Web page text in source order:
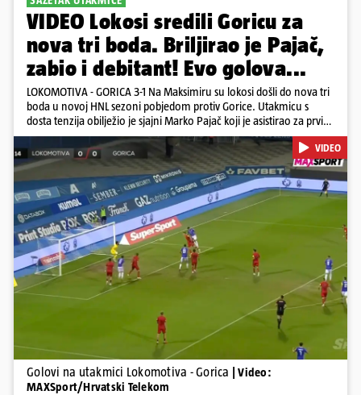
VIDEO Lokosi sredili Goricu za
nova tri boda. Briljirao je Pajač,
zabio i debitant! Evo golova...
LOKOMOTIVA - GORICA 3-1 Na Maksimiru su lokosi došli do nova tri
boda u novoj HNL sezoni pobjedom protiv Gorice. Utakmicu s
dosta tenzija obilježio je sjajni Marko Pajač koji je asistirao za prvi
gol Mariću, a zakuhao drugi kada je Kavelj zabio auto-gol.
Bogojević je smanjio, Gorica je pritiskala i nizala šanse, ali onda
primila kontru pred kraj. Lokosi sele na vrh tablice s Osijekom
Pokretanje videa...
VIDEO
Golovi na utakmici Lokomotiva - Gorica
| Video:
MAXSport/Hrvatski Telekom